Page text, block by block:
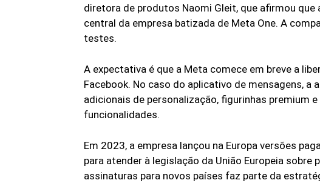
diretora de produtos Naomi Gleit, que afirmou
central da empresa batizada de Meta One. A
testes.
A expectativa é que a Meta comece em breve a
Facebook. No caso do aplicativo de mensagens,
adicionais de personalização, figurinhas premium
funcionalidades.
Em 2023, a empresa lançou na Europa versões
para atender à legislação da União Europeia
assinaturas para novos países faz parte da